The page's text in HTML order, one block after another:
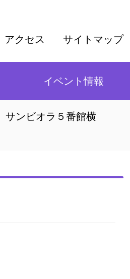
アクセス サイトマップ
イベント情報
サンビオラ５番館横